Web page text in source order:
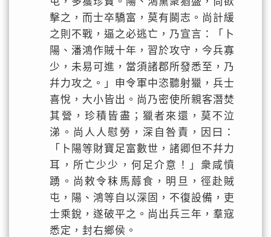
擊之，而士卒驕富，莫有鬬志。尚計緩
之則不戰，逼之必逃亡，乃宣言：「卜
陽、潘鴻作賊十年，習於攻守，今兵寡
少，未易可進，當須諸郡所發悉至，乃
幷力攻之。」申令軍中恣聽射獵，兵士
喜悅，大小皆出。尚乃密使所親客潛焚
其營，珍積皆盡；獵者來還，莫不泣
涕。尚人人慰勞，深自咎責，因曰：
「卜陽等財寶足富數世，諸卿但不幷力
耳，所亡少少，何足介意！」衆咸憤
踴。尚敕令秣馬蓐食，明旦，徑赴賊
屯，陽、鴻等自以深固，不復設備，吏
士乘銳，遂破平之。尚出兵三年，羣寇
悉定，封右鄉侯。